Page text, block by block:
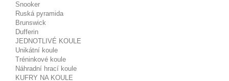
Snooker
Ruská pyramida
Brunswick
Dufferin
JEDNOTLIVÉ KOULE
Unikátní koule
Tréninkové koule
Náhradní hrací koule
KUFRY NA KOULE